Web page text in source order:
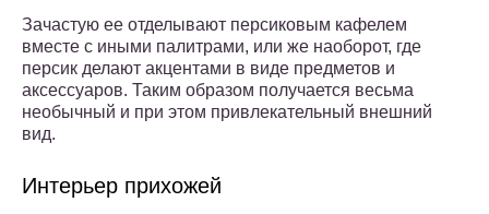
Зачастую ее отделывают персиковым кафелем
вместе с иными палитрами, или же наоборот, где
персик делают акцентами в виде предметов и
аксессуаров. Таким образом получается весьма
необычный и при этом привлекательный внешний
вид.
Интерьер прихожей